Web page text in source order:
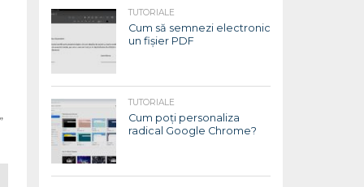
TUTORIALE
Cum să semnezi electronic
un fișier PDF
TUTORIALE
Cum poți personaliza
radical Google Chrome?